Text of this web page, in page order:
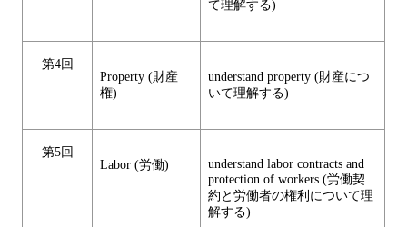
て理解する)
第4回
Property (財産
権)
understand property (財産につ
いて理解する)
第5回
Labor (労働)
understand labor contracts and
protection of workers (労働契
約と労働者の権利について理
解する)